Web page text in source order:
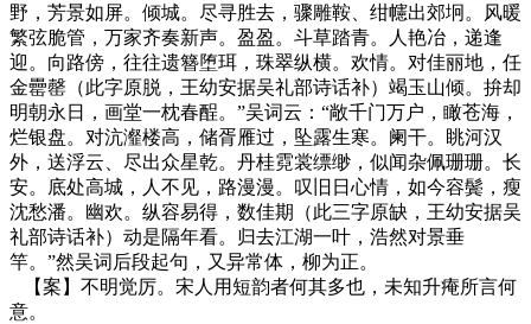
野，芳景如屏。倾城。尽寻胜去，骤雕鞍、绀幰出郊坰。风暖
繁弦脆管，万家齐奏新声。盈盈。斗草踏青。人艳冶，递逢
迎。向路傍，往往遗簪堕珥，珠翠纵横。欢情。对佳丽地，任
金罍罄（此字原脱，王幼安据吴礼部诗话补）竭玉山倾。拚却
明朝永日，画堂一枕春酲。”吴词云：“敞千门万户，瞰苍海，
烂银盘。对沆瀣楼高，储胥雁过，坠露生寒。阑干。眺河汉
外，送浮云、尽出众星乾。丹桂霓裳缥缈，似闻杂佩珊珊。长
安。底处高城，人不见，路漫漫。叹旧日心情，如今容鬓，瘦
沈愁潘。幽欢。纵容易得，数佳期（此三字原缺，王幼安据吴
礼部诗话补）动是隔年看。归去江湖一叶，浩然对景垂
竿。”然吴词后段起句，又异常体，柳为正。
【案】不明觉厉。宋人用短韵者何其多也，未知升痷所言何
意。